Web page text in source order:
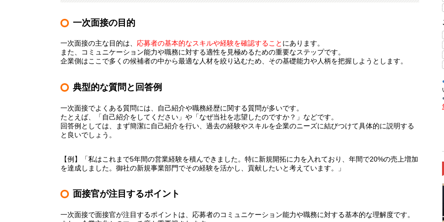
一次面接の目的
一次面接の主な目的は、 応募者の基本的なスキルや経験を確認すること にあります。
また、コミュニケーション能力や職務に対する適性を見極めるための重要なステップです。
企業側はここで多くの候補者の中から最適な人材を絞り込むため、その基礎能力や人柄を把握しようとします。
典型的な質問と回答例
一次面接でよくある質問には、自己紹介や職務経歴に関する質問が多いです。
たとえば、「自己紹介をしてください」や「なぜ当社を志望したのですか？」などです。
回答例としては、まず簡潔に自己紹介を行い、過去の経験やスキルを企業のニーズに結びつけて具体的に説明する
と良いでしょう。
【例】「私はこれまで5年間の営業経験を積んできました。特に新規開拓に力を入れており、年間で20%の売上増加
を達成しました。御社の新規事業部門でその経験を活かし、貢献したいと考えています。」
面接官が注目するポイント
一次面接で面接官が注目するポイントは、応募者のコミュニケーション能力や職務に対する基本的な理解度です。